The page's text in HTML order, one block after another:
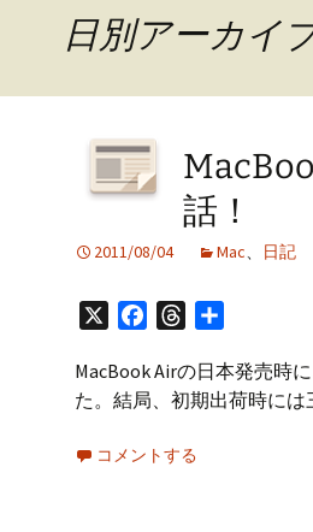
ツ
へ
キ
日別アーカイ
話！
2011/08/04 Mac、 日記
FacebookThreads
MacBook Airの日本発売時
た。結局、初期出荷時に
コメントする